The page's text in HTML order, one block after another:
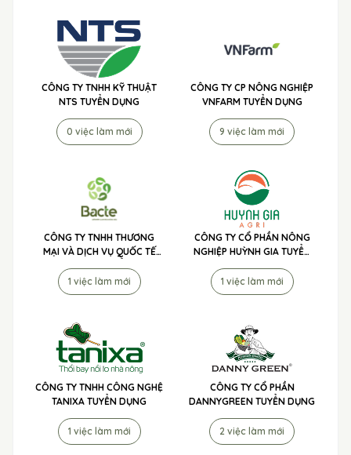
CÔNG TY TNHH KỸ THUẬT
NTS TUYỂN DỤNG
0 việc làm mới
CÔNG TY CP NÔNG NGHIỆP
VNFARM TUYỂN DỤNG
9 việc làm mới
CÔNG TY TNHH THƯƠNG
MẠI VÀ DỊCH VỤ QUỐC TẾ
TIP TO MÃ LAI TUYỂN DỤNG
1 việc làm mới
CÔNG TY CỔ PHẦN NÔNG
NGHIỆP HUỲNH GIA TUYỂN
DỤNG
1 việc làm mới
CÔNG TY TNHH CÔNG NGHỆ
TANIXA TUYỂN DỤNG
1 việc làm mới
CÔNG TY CỔ PHẦN
DANNYGREEN TUYỂN DỤNG
2 việc làm mới